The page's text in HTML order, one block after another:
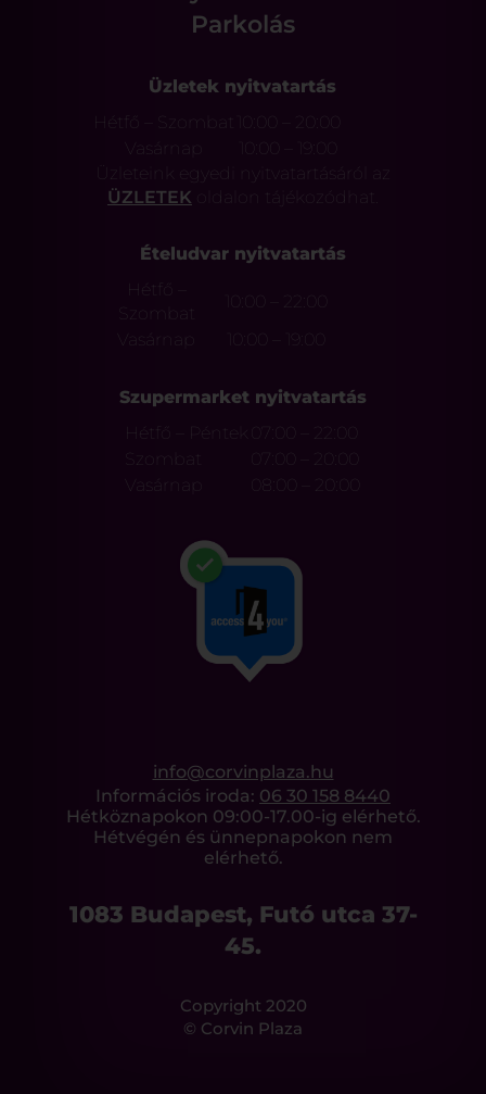
Parkolás
Üzletek nyitvatartás
Hétfő – Szombat
Vasárnap
Üzleteink egyedi nyitvatartásáról az
ÜZLETEK oldalon tájékozódhat.
Ételudvar nyitvatartás
Hétfő –
Szombat
Vasárnap
Szupermarket nyitvatartás
Hétfő – Péntek
Szombat
Vasárnap
08:00 – 20:00
info@corvinplaza.hu
Információs iroda: 06 30 158 8440
Hétköznapokon 09:00-17.00-ig elérhető.
Hétvégén és ünnepnapokon nem
elérhető.
1083 Budapest, Futó utca 37-
45.
Copyright 2020
© Corvin Plaza